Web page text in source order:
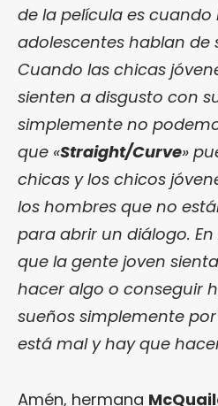
de la película es cuando
adolescentes hablan de
Cuando las chicas
sienten a disgusto con
simplemente no
que «Straight/Curve»
chicas y los chicos
los hombres que no
para abrir un diálogo. En
que la gente joven
hacer algo o conseguir
sueños simplemente
está mal y hay que
Amén, hermana